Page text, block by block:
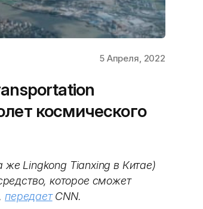
5 Апреля, 2022
космического
же Lingkong Tianxing в Китае)
которое сможет
передаетCNN.